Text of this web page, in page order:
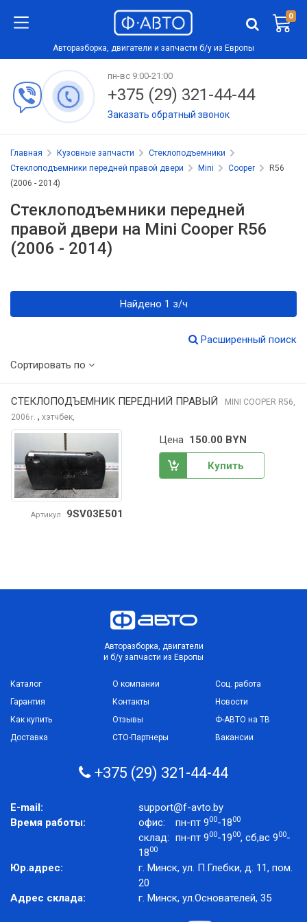
0
Авторазборка, двигатели и запчасти б/у из Европы
пн-вс 9:00-21:00
+375 (29) 321-44-44
Заказать обратный звонок
Главная Кузовные запчасти
Стеклоподъемники
Стеклоподъемники передней правой двери
Mini Cooper
R56
(2006 - 2014)
Стеклоподъемники передней
правой двери на Mini Cooper R56
(2006 - 2014)
Найдено 1 з/ч
Расширенный поиск
Сортировать по
СТЕКЛОПОДЪЕМНИК ПЕРЕДНИЙ ПРАВЫЙ MINI COOPER R56,
2006г. , хэтчбек,
Артикул 9SV03E501
Цена 150.00 BYN
Купить
Авторазборка, двигатели
и б/у запчасти из Европы
Каталог
Гарантия
Как купить
Доставка
О компании
Контакты
Отзывы
СТО-Партнеры
Соц. работа
Новости
Ф-АВТО на ТВ
Вакансии
+375 (29) 321-44-44
E-mail:
support@f-avto.by
Время работы:
офис: пн-пт 900-1800
склад: пн-пт 900-1900, сб,вс 900-
1800
Юр.адрес:
г. Минск, ул. П.Глебки, д. 11, пом.
20
Адрес склада:
г. Минск, ул.Основателей, 35